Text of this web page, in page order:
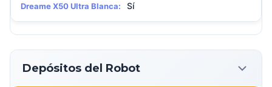
Dreame X50 Ultra Blanca: Sí
Depósitos del Robot